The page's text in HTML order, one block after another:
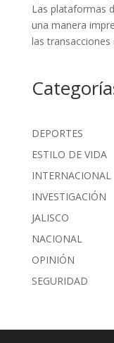
Las plataformas
una manera
las transacciones
DEPORTES
ESTILO DE VIDA
INTERNACIONAL
INVESTIGACIÓN
JALISCO
NACIONAL
OPINIÓN
SEGURIDAD